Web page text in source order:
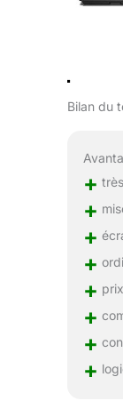
Bilan du
+
+
+
+
+
+
+
+